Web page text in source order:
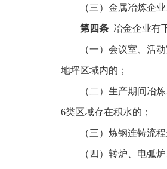
（三）金属冶炼企
第四条 冶金企业有
（一）会议室、活
地坪区域内的；
（二）生产期间冶
6类区域存在积水的；
（三）炼钢连铸流
（四）转炉、电弧